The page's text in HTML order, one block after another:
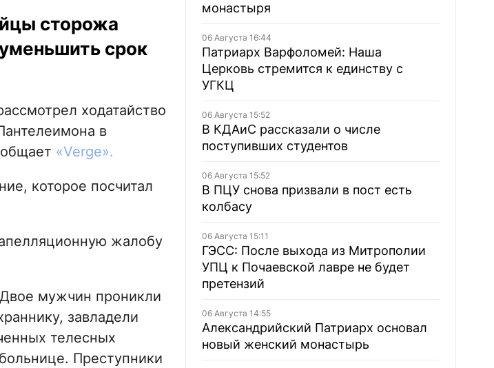
сторожа
срок
ходатайство
в
«Verge».
которое посчитал
жалобу
мужчин проникли
завладели
телесных
Преступники
монастыря
06 Августа 16:44
Патриарх Варфоломей: Наша
Церковь стремится к единству с
УГКЦ
06 Августа 15:52
В КДАиС рассказали о числе
поступивших студентов
06 Августа 15:52
В ПЦУ снова призвали в пост есть
колбасу
06 Августа 15:11
ГЭСС: После выхода из Митрополии
УПЦ к Почаевской лавре не будет
претензий
06 Августа 14:55
Александрийский Патриарх основал
новый женский монастырь